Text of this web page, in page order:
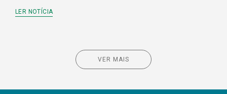
LER NOTÍCIA
VER MAIS